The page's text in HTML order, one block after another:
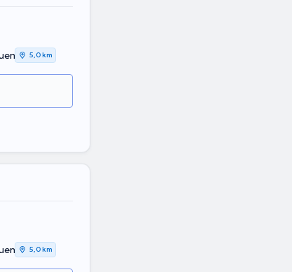
5,0 km
5,0 km